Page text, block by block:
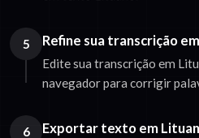
5 Refine sua transcrição
Edite sua transcrição em
navegador para corrigir
6 Exportar texto em